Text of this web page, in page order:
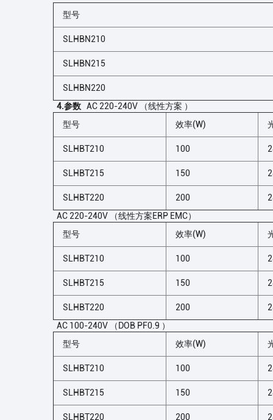
型号
SLHBN210
SLHBN215
SLHBN220
4.参数 AC 220-240V （线性方案 ）
型号
效率(W)
SLHBT210 100
SLHBT215 150
SLHBT220 200
AC 220-240V （线性方案ERP EMC）
型号
效率(W)
SLHBT210 100
SLHBT215 150
SLHBT220 200
AC 100-240V （DOB PF0.9 ）
型号
效率(W)
SLHBT210 100
SLHBT215 150
SLHBT220 200